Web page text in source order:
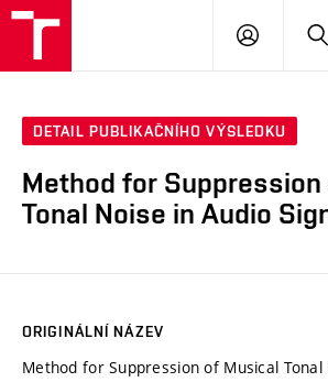
PŘIHLÁSIT
DETAIL PUBLIKAČNÍHO VÝSLEDKU
Method for
Tonal Noise in Audio
ORIGINÁLNÍ NÁZEV
Method for Suppression of Musical Tonal